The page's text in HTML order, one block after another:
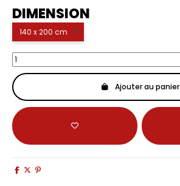
DIMENSION
Ajouter au panier